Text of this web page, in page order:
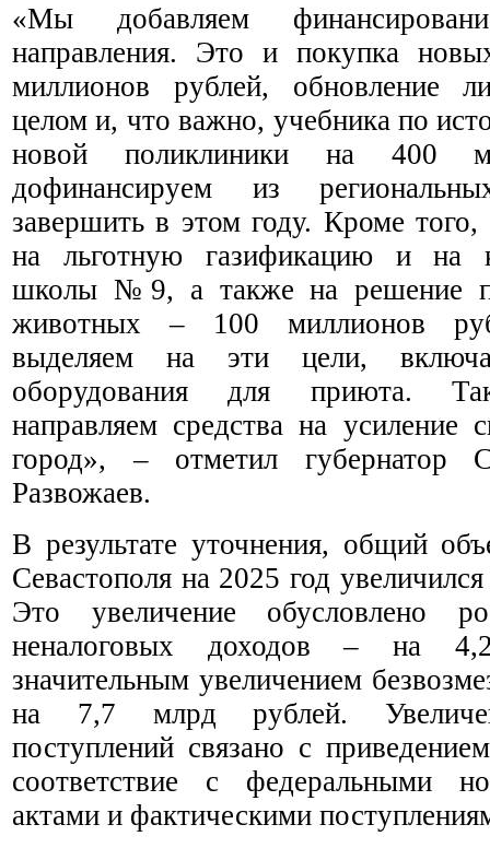
«Мы добавляем
направления. Это и покупка
миллионов рублей, обновление
целом и, что важно, учебника по
новой поликлиники на 400
дофинансируем из
завершить в этом году. Кроме того,
на льготную газификацию и на
школы №9, а также на решение
животных – 100 миллионов
выделяем на эти цели,
оборудования для приюта.
направляем средства на усиление
город», – отметил губернатор
Развожаев.
В результате уточнения, общий
Севастополя на 2025 год
Это увеличение обусловлено
неналоговых доходов – на
значительным увеличением
на 7,7 млрд рублей.
поступлений связано с
соответствие с федеральными
актами и фактическими